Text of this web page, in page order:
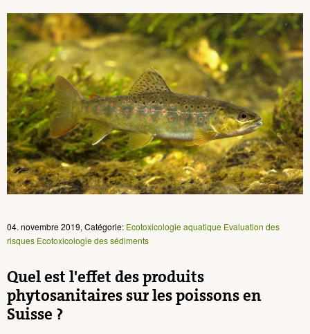
04. novembre 2019, Catégorie: Ecotoxicologie aquatique Evaluation des
risques Ecotoxicologie des sédiments
Quel est l'effet des produits
phytosanitaires sur les poissons en
Suisse ?